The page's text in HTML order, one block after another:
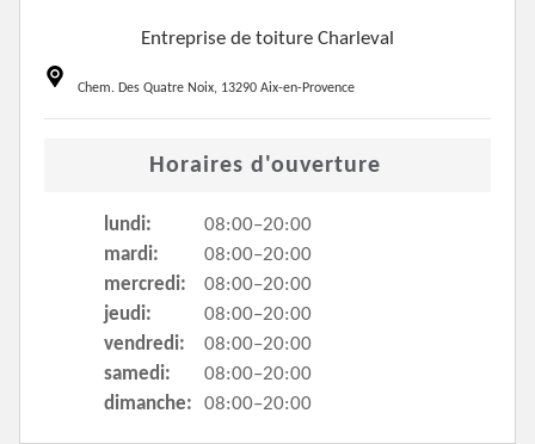
Entreprise de toiture Charleval
Chem. Des Quatre Noix, 13290 Aix-en-Provence
Horaires d'ouverture
lundi:
08:00–20:00
mardi:
08:00–20:00
mercredi:
08:00–20:00
jeudi:
08:00–20:00
vendredi:
08:00–20:00
samedi:
08:00–20:00
dimanche:
08:00–20:00